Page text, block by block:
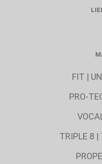
FIT |
PRO-
TRIPLE 8 |